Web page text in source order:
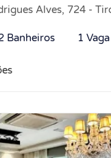
Alves, 724 -
Banheiros 1 Vaga